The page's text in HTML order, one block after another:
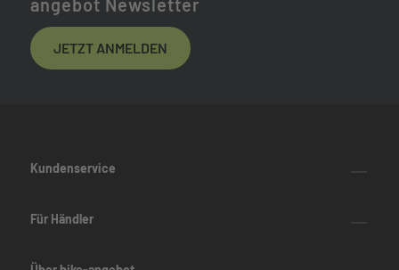
angebot Newsletter
JETZT ANMELDEN
Kundenservice
Für Händler